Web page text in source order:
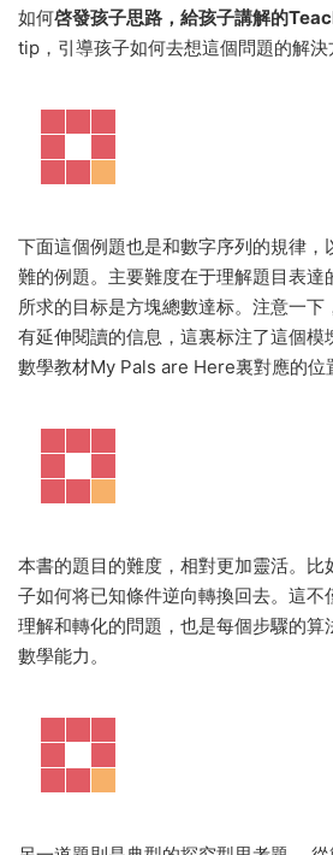
如何啓發孩子思路，給孩子講解的
tip，引導孩子如何去想這個問題的解決
下面這個例題也是和數字序列的規律，
難的例題。主要難度在于理解題目表達
所求的目标是方塊總數達标。注意一下
有延伸閱讀的信息，這裏标注了這個模
數學教材My Pals are Here裏對應的位
本書的題目的難度，相對更加靈活。比
子如何将已知條件逆向轉換回去。這不
理解和轉化的問題，也是每個步驟的算
數學能力。